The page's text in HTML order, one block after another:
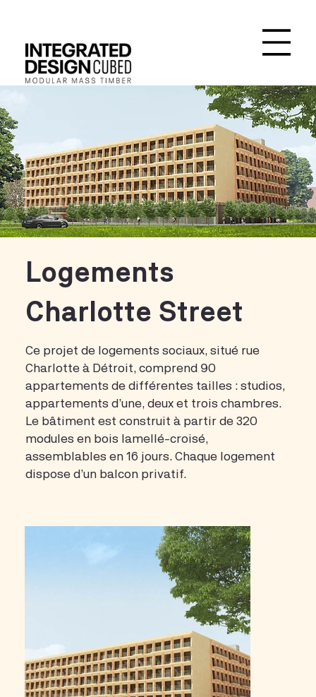
Logements
Charlotte Street
Ce projet de logements sociaux, situé rue
Charlotte à Détroit, comprend 90
appartements de différentes tailles : studios,
appartements d’une, deux et trois chambres.
Le bâtiment est construit à partir de 320
modules en bois lamellé-croisé,
assemblables en 16 jours. Chaque logement
dispose d’un balcon privatif.